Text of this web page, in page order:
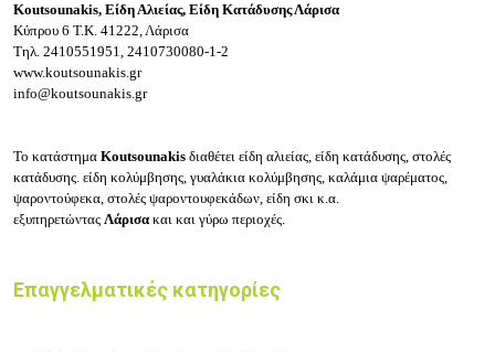
Koutsounakis, Είδη Αλιείας, Είδη Κατάδυσης Λάρισα
Κύπρου 6 Τ.Κ. 41222, Λάρισα
Τηλ. 2410551951, 2410730080-1-2
www.koutsounakis.gr
info@koutsounakis.gr
Το κατάστημα Koutsounakis διαθέτει είδη αλιείας, είδη κατάδυσης, στολές
κατάδυσης. είδη κολύμβησης, γυαλάκια κολύμβησης, καλάμια ψαρέματος,
ψαροντούφεκα, στολές ψαροντουφεκάδων, είδη σκι κ.α.
εξυπηρετώντας Λάρισα και και γύρω περιοχές.
Επαγγελματικές κατηγορίες